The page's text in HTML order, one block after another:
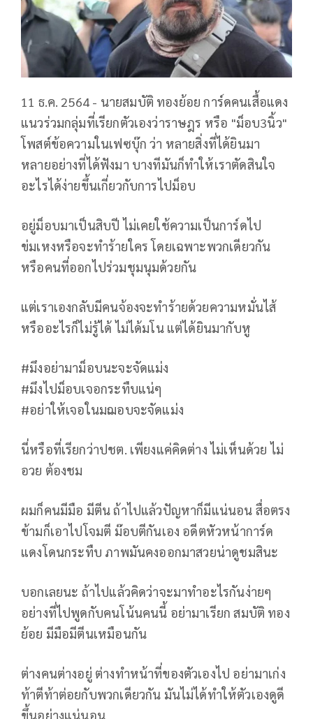
11 ธ.ค. 2564 - นายสมบัติ ทองย้อย การ์ดคนเสื้อแดง
แนวร่วมกลุ่มที่เรียกตัวเองว่าราษฎร หรือ "ม็อบ3นิ้ว"
โพสต์ข้อความในเฟซบุ๊ก ว่า หลายสิ่งที่ได้ยินมา
หลายอย่างที่ได้ฟังมา บางทีมันก็ทำให้เราตัดสินใจ
อะไรได้ง่ายขึ้นเกี่ยวกับการไปม็อบ
อยู่ม็อบมาเป็นสิบปี ไม่เคยใช้ความเป็นการ์ดไป
ข่มเหงหรือจะทำร้ายใคร โดยเฉพาะพวกเดียวกัน
หรือคนที่ออกไปร่วมชุมนุมด้วยกัน
แต่เราเองกลับมีคนจ้องจะทำร้ายด้วยความหมั่นไส้
หรืออะไรก็ไม่รู้ได้ ไม่ได้มโน แต่ได้ยินมากับหู
#มึงอย่ามาม็อบนะจะจัดแม่ง
#มึงไปม็อบเจอกระทืบแน่ๆ
#อย่าให้เจอในมฌอบจะจัดแม่ง
นี่หรือที่เรียกว่าปชต. เพียงแค่คิดต่าง ไม่เห็นด้วย ไม่
อวย ต้องชม
ผมก็คนมีมือ มีตีน ถ้าไปแล้วปัญหาก็มีแน่นอน สื่อตรง
ข้ามก็เอาไปโจมตี ม๊อบตีกันเอง อดีตหัวหน้าการ์ด
แดงโดนกระทืบ ภาพมันคงออกมาสวยน่าดูชมสินะ
บอกเลยนะ ถ้าไปแล้วคิดว่าจะมาทำอะไรกันง่ายๆ
อย่างที่ไปพูดกับคนโน้นคนนี้ อย่ามาเรียก สมบัติ ทอง
ย้อย มีมือมีตีนเหมือนกัน
ต่างคนต่างอยู่ ต่างทำหน้าที่ของตัวเองไป อย่ามาเก่ง
ท้าตีท้าต่อยกับพวกเดียวกัน มันไม่ได้ทำให้ตัวเองดูดี
ขึ้นอย่างแน่นอน